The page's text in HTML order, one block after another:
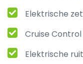
Elektrische
Cruise Control
Elektrische